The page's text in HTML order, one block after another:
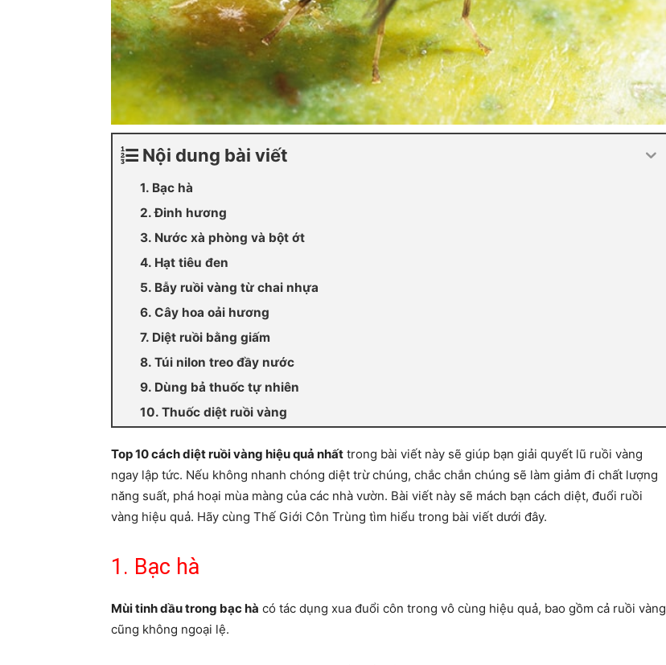
Nội dung bài viết
1. Bạc hà
2. Đinh hương
3. Nước xà phòng và bột ớt
4. Hạt tiêu đen
5. Bẫy ruồi vàng từ chai nhựa
6. Cây hoa oải hương
7. Diệt ruồi bằng giấm
8. Túi nilon treo đầy nước
9. Dùng bả thuốc tự nhiên
10. Thuốc diệt ruồi vàng
Top 10 cách diệt ruồi vàng hiệu quả nhất trong bài viết này sẽ giúp bạn giải quyết lũ ruồi vàng
ngay lập tức. Nếu không nhanh chóng diệt trừ chúng, chắc chắn chúng sẽ làm giảm đi chất lượng
năng suất, phá hoại mùa màng của các nhà vườn. Bài viết này sẽ mách bạn cách diệt, đuổi ruồi
vàng hiệu quả. Hãy cùng Thế Giới Côn Trùng tìm hiểu trong bài viết dưới đây.
1. Bạc hà
Mùi tinh dầu trong bạc hà có tác dụng xua đuổi côn trong vô cùng hiệu quả, bao gồm cả ruồi vàng
cũng không ngoại lệ.